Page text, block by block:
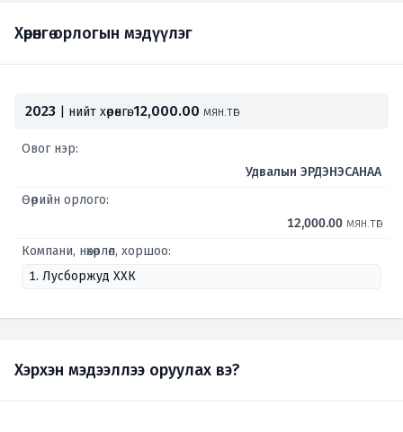
Хөрөнгө орлогын мэдүүлэг
2023 | нийт хөрөнгө:12,000.00 мян.төг
Овог нэр:
Удвалын ЭРДЭНЭСАНАА
Өөрийн орлого:
12,000.00 мян.төг
Компани, нөхөрлөл, хоршоо:
1. Лусборжуд ХХК
Хэрхэн мэдээллээ оруулах вэ?